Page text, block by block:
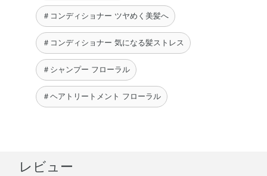
＃コンディショナー ツヤめく美髪へ
＃コンディショナー 気になる髪ストレス
＃シャンプー フローラル
＃ヘアトリートメント フローラル
レビュー